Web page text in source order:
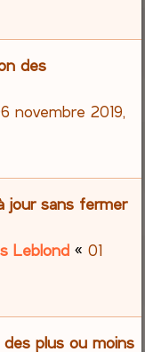
des
novembre 2019,
jour sans fermer
Leblond «01
plus ou moins